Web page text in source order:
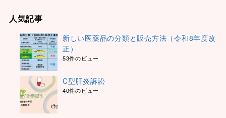
人気記事
新しい医薬品の分類と販売方法（令和8年度改
正）
53件のビュー
C型肝炎訴訟
40件のビュー